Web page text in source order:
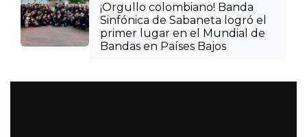
¡Orgullo colombiano! Banda
Sinfónica de Sabaneta logró el
primer lugar en el Mundial de
Bandas en Países Bajos